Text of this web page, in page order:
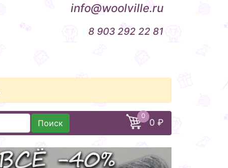
info@woolville.ru
8 903 292 22 81
Поиск
0
0 ₽